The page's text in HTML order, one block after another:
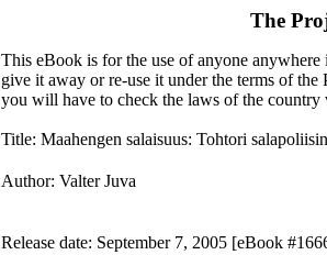
The
This eBook is for the use of anyone
give it away or re-use it under the terms of
you will have to check the laws of the
Title: Maahengen salaisuus: Tohtori
Author: Valter Juva
Release date: September 7, 2005 [eBook